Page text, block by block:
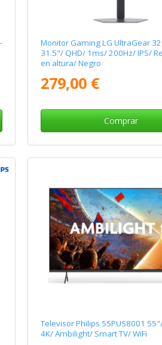
Monitor Gaming LG UltraGear
31.5"/ QHD/ 1ms/ 200Hz/ IPS/
en altura/ Negro
279,00 €
Comprar
Televisor Philips 55PUS8001
4K/ Ambilight/ Smart TV/ WiFi